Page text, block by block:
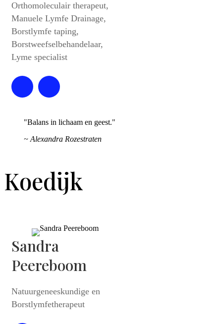
Orthomoleculair therapeut,
Manuele Lymfe Drainage,
Borstlymfe taping,
Borstweefselbehandelaar,
Lyme specialist
"Balans in lichaam en geest."
~ Alexandra Rozestraten
Koedijk
Sandra
Peereboom
Natuurgeneeskundige en
Borstlymfetherapeut